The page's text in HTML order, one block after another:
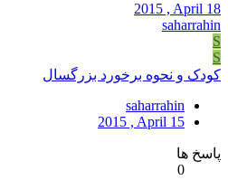
2015 , April 18
saharrahin
S
S
کودک و نحوه برخورد بزرگسال
saharrahin
2015 , April 15
پاسخ ها
0